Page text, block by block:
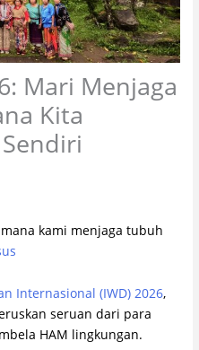
Mari Menjaga
Kita
kami menjaga tubuh
Internasional (IWD) 2026,
seruan dari para
HAM lingkungan.